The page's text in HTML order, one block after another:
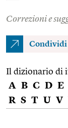
Correzioni e
Condividi
Il dizionario di
A B C D E
R S T U V